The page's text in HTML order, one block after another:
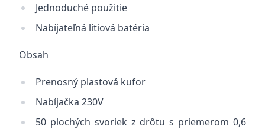
Jednoduché použitie
Nabíjateľná lítiová batéria
Obsah
Prenosný plastová kufor
Nabíjačka 230V
50 plochých svoriek z drôtu s priemerom 0,6